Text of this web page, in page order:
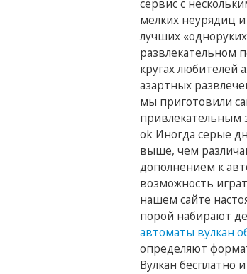
сервис с
мелких неурядиц
лучших
развлекательном
кругах любителей
азартных
мы приготовили
привлекательным
ok Иногда серые
выше, чем
дополнением к
возможность
нашем сайте
порой набирают
автоматы вулкан
определяют
Вулкан бесплатно